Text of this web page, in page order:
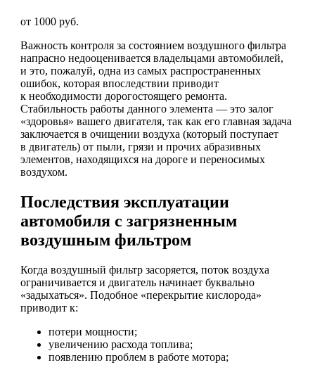
от 1000 руб.
Важность контроля за состоянием воздушного фильтра
напрасно недооценивается владельцами автомобилей,
и это, пожалуй, одна из самых распространенных
ошибок, которая впоследствии приводит
к необходимости дорогостоящего ремонта.
Стабильность работы данного элемента — это залог
«здоровья» вашего двигателя, так как его главная задача
заключается в очищении воздуха (который поступает
в двигатель) от пыли, грязи и прочих абразивных
элементов, находящихся на дороге и переносимых
воздухом.
Последствия эксплуатации
автомобиля с загрязненным
воздушным фильтром
Когда воздушный фильтр засоряется, поток воздуха
ограничивается и двигатель начинает буквально
«задыхаться». Подобное «перекрытие кислорода»
приводит к:
потери мощности;
увеличению расхода топлива;
появлению проблем в работе мотора;